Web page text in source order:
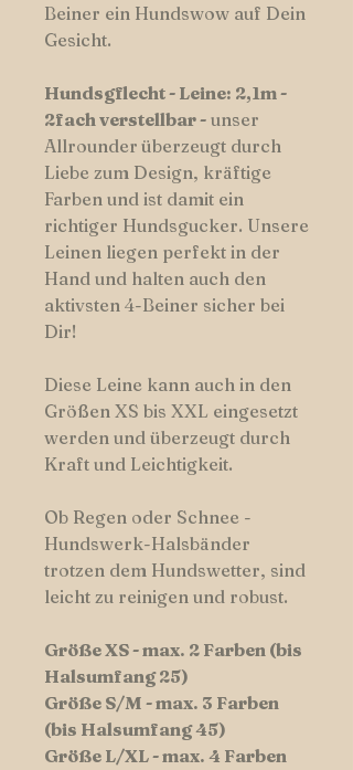
Beiner ein Hundswow auf Dein
Gesicht.
Hundsgflecht - Leine: 2,1m -
2fach verstellbar - unser
Allrounder überzeugt durch
Liebe zum Design, kräftige
Farben und ist damit ein
richtiger Hundsgucker. Unsere
Leinen liegen perfekt in der
Hand und halten auch den
aktivsten 4-Beiner sicher bei
Dir!
Diese Leine kann auch in den
Größen XS bis XXL eingesetzt
werden und überzeugt durch
Kraft und Leichtigkeit.
Ob Regen oder Schnee -
Hundswerk-Halsbänder
trotzen dem Hundswetter, sind
leicht zu reinigen und robust.
Größe XS - max. 2 Farben (bis
Halsumfang 25)
Größe S/M - max. 3 Farben
(bis Halsumfang 45)
Größe L/XL - max. 4 Farben